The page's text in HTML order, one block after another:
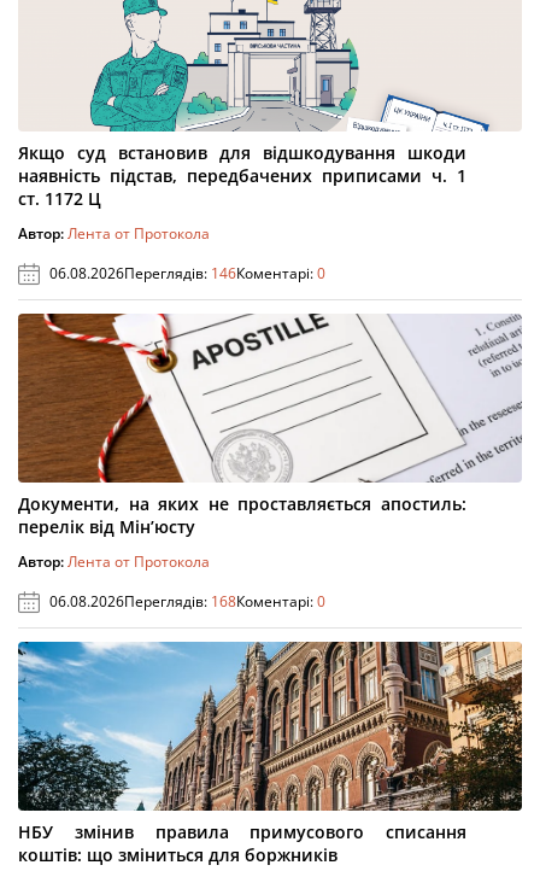
Якщо суд встановив для відшкодування шкоди
наявність підстав, передбачених приписами ч. 1
ст. 1172 Ц
Автор:Лента от Протокола
06.08.2026Переглядів: 146Коментарі:0
Документи, на яких не проставляється апостиль:
перелік від Мін’юсту
Автор:Лента от Протокола
06.08.2026Переглядів: 168Коментарі:0
НБУ змінив правила примусового списання
коштів: що зміниться для боржників